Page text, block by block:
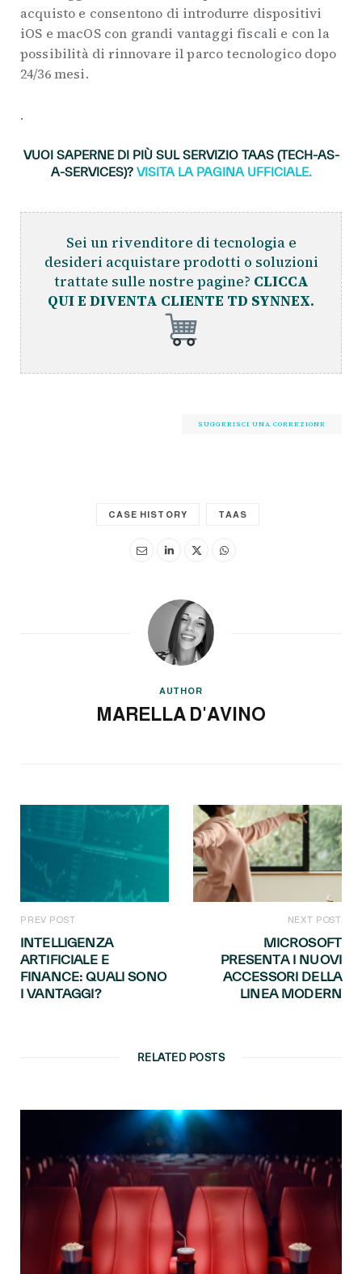
acquisto e consentono di introdurre dispositivi
iOS e macOS con grandi vantaggi fiscali e con la
possibilità di rinnovare il parco tecnologico dopo
24/36 mesi.
.
VUOI SAPERNE DI PIÙ SUL SERVIZIO TAAS (TECH-AS-
A-SERVICES)? VISITA LA PAGINA UFFICIALE.
Sei un rivenditore di tecnologia e
desideri acquistare prodotti o soluzioni
trattate sulle nostre pagine? CLICCA
QUI E DIVENTA CLIENTE TD SYNNEX.
SUGGERISCI UNA CORREZIONE
CASE HISTORY TAAS
AUTHOR
MARELLA D'AVINO
PREV POST
INTELLIGENZA
ARTIFICIALE E
FINANCE: QUALI SONO
I VANTAGGI?
NEXT POST
MICROSOFT
PRESENTA I NUOVI
ACCESSORI DELLA
LINEA MODERN
RELATED POSTS